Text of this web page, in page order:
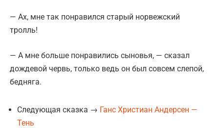
— Ах, мне так понравился старый норвежский
тролль!
— А мне больше понравились сыновья, — сказал
дождевой червь, только ведь он был совсем слепой,
бедняга.
Следующая сказка → Ганс Христиан Андерсен —
Тень